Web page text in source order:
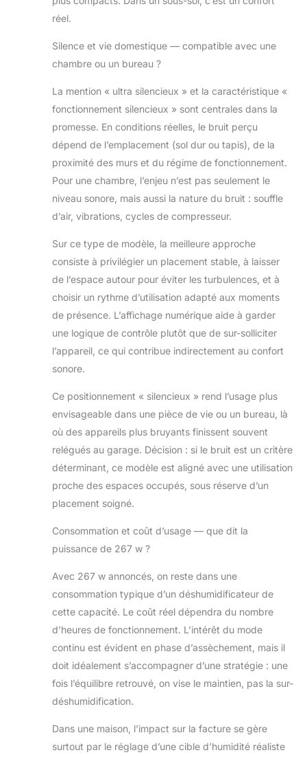
réel.
Silence et vie domestique — compatible avec une
chambre ou un bureau ?
La mention « ultra silencieux » et la caractéristique «
fonctionnement silencieux » sont centrales dans la
promesse. En conditions réelles, le bruit perçu
dépend de l’emplacement (sol dur ou tapis), de la
proximité des murs et du régime de fonctionnement.
Pour une chambre, l’enjeu n’est pas seulement le
niveau sonore, mais aussi la nature du bruit : souffle
d’air, vibrations, cycles de compresseur.
Sur ce type de modèle, la meilleure approche
consiste à privilégier un placement stable, à laisser
de l’espace autour pour éviter les turbulences, et à
choisir un rythme d’utilisation adapté aux moments
de présence. L’affichage numérique aide à garder
une logique de contrôle plutôt que de sur-solliciter
l’appareil, ce qui contribue indirectement au confort
sonore.
Ce positionnement « silencieux » rend l’usage plus
envisageable dans une pièce de vie ou un bureau, là
où des appareils plus bruyants finissent souvent
relégués au garage. Décision : si le bruit est un critère
déterminant, ce modèle est aligné avec une utilisation
proche des espaces occupés, sous réserve d’un
placement soigné.
Consommation et coût d’usage — que dit la
puissance de 267 w ?
Avec 267 w annoncés, on reste dans une
consommation typique d’un déshumidificateur de
cette capacité. Le coût réel dépendra du nombre
d’heures de fonctionnement. L’intérêt du mode
continu est évident en phase d’assèchement, mais il
doit idéalement s’accompagner d’une stratégie : une
fois l’équilibre retrouvé, on vise le maintien, pas la sur-
déshumidification.
Dans une maison, l’impact sur la facture se gère
surtout par le réglage d’une cible d’humidité réaliste